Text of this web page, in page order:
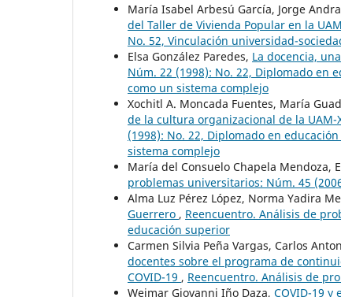
María Isabel Arbesú García, Jorge
del Taller de Vivienda Popular en la
No. 52, Vinculación universidad-
Elsa González Paredes, La docencia,
Núm. 22 (1998): No. 22, Diplomado en
como un sistema complejo
Xochitl A. Moncada Fuentes, María
de la cultura organizacional de la UAM-
(1998): No. 22, Diplomado en
sistema complejo
María del Consuelo Chapela Mendoza,
problemas universitarios: Núm. 45
Alma Luz Pérez López, Norma Yadira
Guerrero , Reencuentro. Análisis de
educación superior
Carmen Silvia Peña Vargas, Carlos
docentes sobre el programa de
COVID-19 , Reencuentro. Análisis de
Weimar Giovanni Iño Daza, COVID-19 y